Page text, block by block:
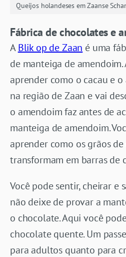
Queijos holandeses em Zaanse
Fábrica de chocolates e
ABlik op de Zaan é uma
de manteiga de
aprender como o cacau e
na região de Zaan e vai
o amendoim faz antes de
manteiga de amendoim.
aprender como os grãos de
transformam em barras de
Você pode sentir, cheirar e
não deixe de provar a
o chocolate. Aqui você
chocolate quente. Um
para adultos quanto para